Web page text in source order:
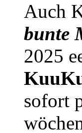
Auch
bunte
2025
sofort